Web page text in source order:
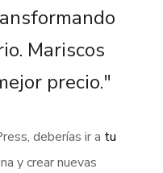
Mariscos
precio.
deberías ir a tu
y crear nuevas